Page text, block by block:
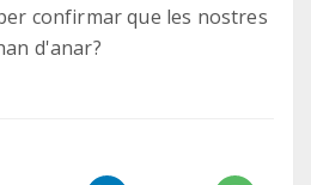
confirmar que les nostres
d'anar?